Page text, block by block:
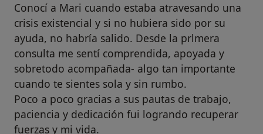
Conocí a Mari cuando estaba atravesando una
crisis existencial y si no hubiera sido por su
ayuda, no habría salido. Desde la prlmera
consulta me sentí comprendida, apoyada y
sobretodo acompañada- algo tan importante
cuando te sientes sola y sin rumbo.
Poco a poco gracias a sus pautas de trabajo,
paciencia y dedicación fui logrando recuperar
fuerzas y mi vida.